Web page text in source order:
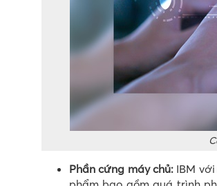
Phần cứng máy chủ: IBM